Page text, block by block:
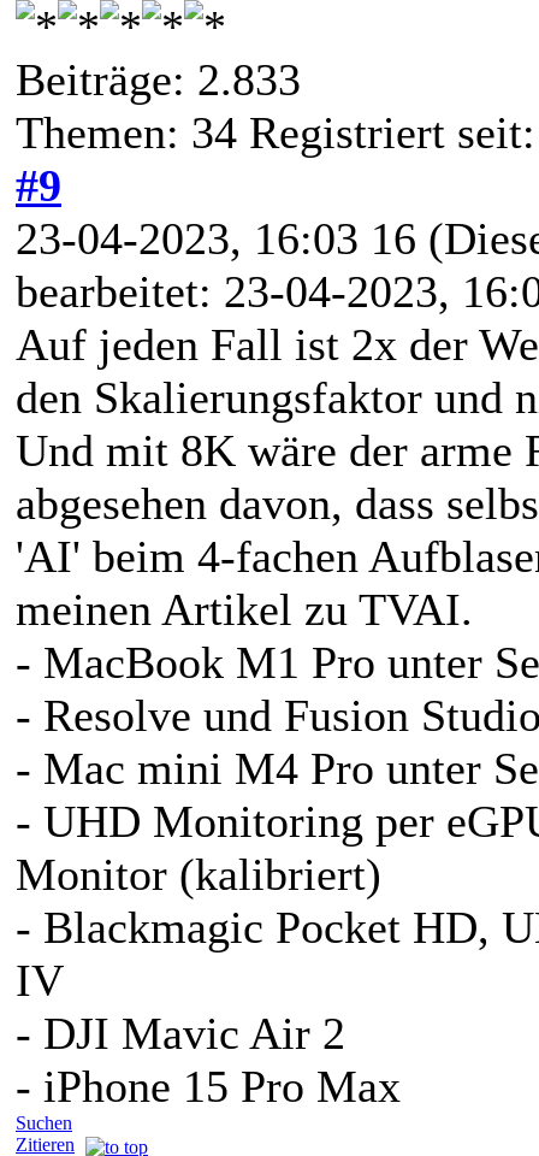
Beiträge: 2.833
Themen: 34 Registriert
#9
23-04-2023, 16:03 16
bearbeitet: 23-04-2023,
Auf jeden Fall ist 2x der
den Skalierungsfaktor und
Und mit 8K wäre der arme
abgesehen davon, dass
'AI' beim 4-fachen
meinen Artikel zu TVAI.
- MacBook M1 Pro unter
- Resolve und Fusion
- Mac mini M4 Pro unter
- UHD Monitoring per
Monitor (kalibriert)
- Blackmagic Pocket HD,
IV
- DJI Mavic Air 2
- iPhone 15 Pro Max
Suchen
Zitieren